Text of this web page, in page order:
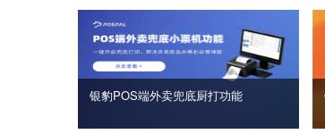
银豹POS端外卖兜底厨打功能